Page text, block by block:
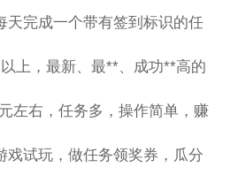
天完成一个带有签到标识的任
上，最新、最**、成功**高的
左右，任务多，操作简单，赚
戏试玩，做任务领奖券，瓜分